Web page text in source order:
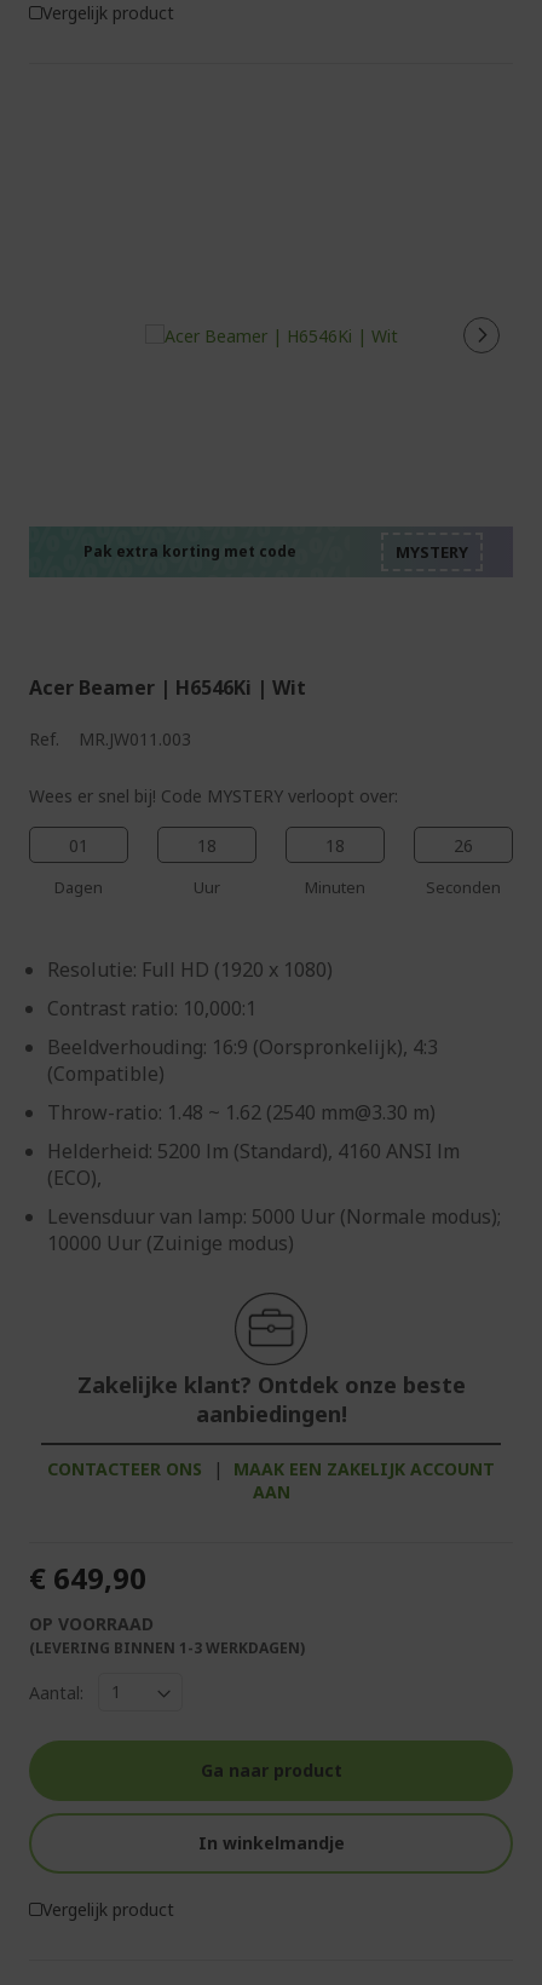
Vergelijk product
Pak extra korting met code
Acer Beamer | H6546Ki | Wit
Ref. MR.JW011.003
Wees er snel bij! Code MYSTERY verloopt over:
01
Dagen
18
Uur
18
Minuten
25
Seconden
Resolutie: Full HD (1920 x 1080)
Contrast ratio: 10,000:1
Beeldverhouding: 16:9 (Oorspronkelijk), 4:3
(Compatible)
Throw-ratio: 1.48 ~ 1.62 (2540 mm@3.30 m)
Helderheid: 5200 lm (Standard), 4160 ANSI lm
(ECO),
Levensduur van lamp: 5000 Uur (Normale modus);
10000 Uur (Zuinige modus)
Zakelijke klant? Ontdek onze beste
aanbiedingen!
CONTACTEER ONS |
MAAK EEN ZAKELIJK ACCOUNT
AAN
€ 649,90
OP VOORRAAD
(LEVERING BINNEN 1-3 WERKDAGEN)
Aantal:
Ga naar product
In winkelmandje
Vergelijk product